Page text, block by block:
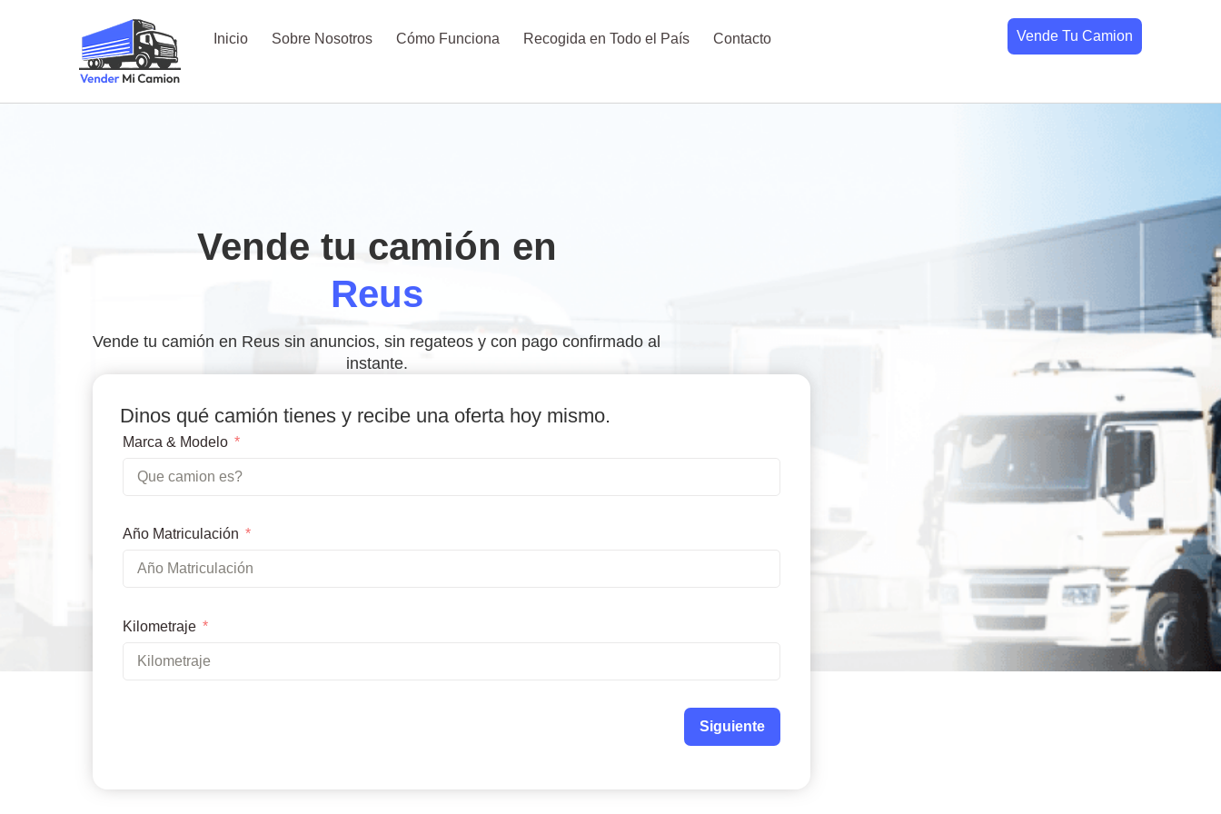
Inicio Sobre Nosotros Cómo Funciona Recogida en Todo el País Contacto Vende Tu Camion
Vende tu camión en
Reus
Vende tu camión en Reus sin anuncios, sin regateos y con pago confirmado al
instante.
Dinos qué camión tienes y recibe una oferta hoy mismo.
Marca & Modelo
Año Matriculación
Kilometraje
Siguiente